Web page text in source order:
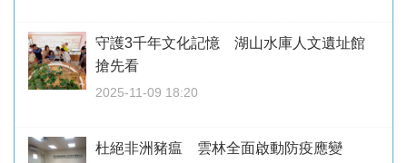
守護3千年文化記憶 湖山水庫人文遺址館
搶先看
2025-11-09 18:20
杜絕非洲豬瘟 雲林全面啟動防疫應變